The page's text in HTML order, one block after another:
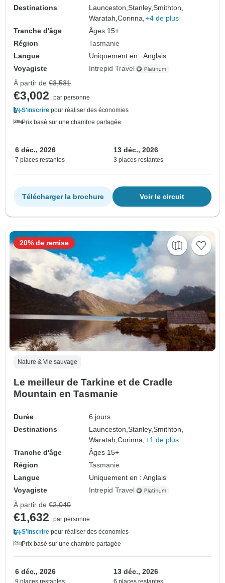
Destinations
Launceston,Stanley,Smithton,
Waratah,Corinna, +4 de plus
Tranche d'âge
Âges 15+
Région
Tasmanie
Langue
Uniquement en : Anglais
Voyagiste
Intrepid Travel
À partir de €3,531
€3,002
par personne
S'inscrire pour réaliser des économies
Prix basé sur une chambre partagée
6 déc., 2026
7 places restantes
13 déc., 2026
3 places restantes
Voir le circuit
Télécharger la brochure
Nature & Vie sauvage
Le meilleur de Tarkine et de Cradle
Mountain en Tasmanie
Durée
6 jours
Destinations
Launceston,Stanley,Smithton,
Waratah,Corinna, +1 de plus
Tranche d'âge
Âges 15+
Région
Tasmanie
Langue
Uniquement en : Anglais
Voyagiste
Intrepid Travel
20% de remise
À partir de €2,040
€1,632
par personne
S'inscrire pour réaliser des économies
Prix basé sur une chambre partagée
6 déc., 2026 13 déc., 2026